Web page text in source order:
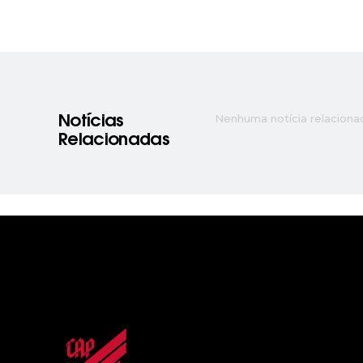
Notícias
Relacionadas
Nenhuma notícia